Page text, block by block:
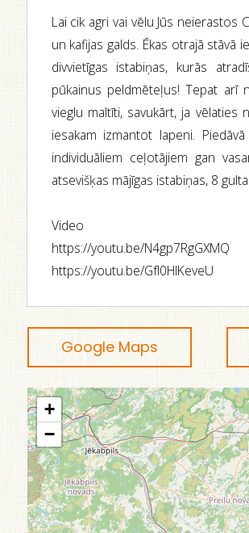
Lai cik agri vai vēlu Jūs neierastos
un kafijas galds. Ēkas otrajā stāvā
divvietīgas istabiņas, kurās
pūkainus peldmēteļus! Tepat arī
vieglu maltīti, savukārt, ja vēlaties
iesakam izmantot lapeni.
individuāliem ceļotājiem gan
atsevišķas mājīgas istabiņas, 8
Video
https://youtu.be/N4gp7RgGXMQ
https://youtu.be/GfI0HlKeveU
Google Maps
+
−